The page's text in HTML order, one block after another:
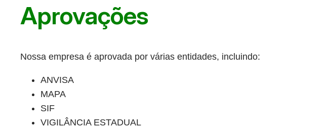
Aprovações
Nossa empresa é aprovada por várias entidades, incluindo:
ANVISA
MAPA
SIF
VIGILÂNCIA ESTADUAL